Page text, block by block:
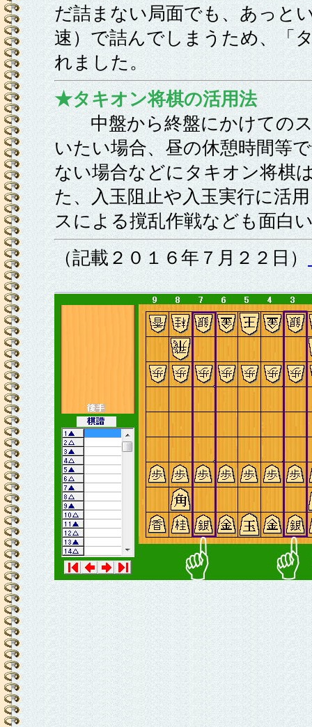
だ詰まない局面でも、あっと
速）で詰んでしまうため、「
れました。
★タキオン将棋の活用法
中盤から終盤にかけてのス
いたい場合、昼の休憩時間等
ない場合などにタキオン将棋
た、入玉阻止や入玉実行に活
スによる撹乱作戦なども面白
（記載２０１６年７月２２日）